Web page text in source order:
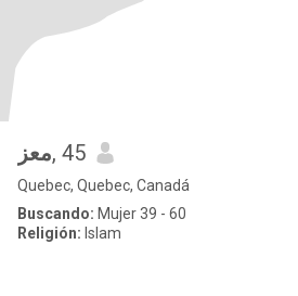
معز, 45
Quebec, Quebec, Canadá
Buscando: Mujer 39 - 60
Religión: Islam